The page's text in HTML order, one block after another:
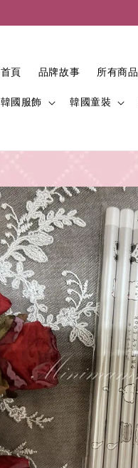
首頁 品牌故事 所有商品
韓國服飾
韓國童裝